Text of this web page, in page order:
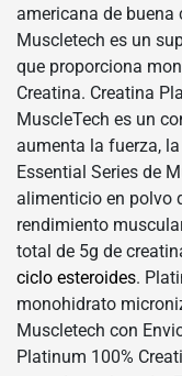
americana de buena
Muscletech es un
que proporciona
Creatina. Creatina
MuscleTech es un
aumenta la fuerza,
Essential Series de
alimenticio en polvo
rendimiento
total de 5g de
ciclo esteroides.
monohidrato
Muscletech con
Platinum 100%